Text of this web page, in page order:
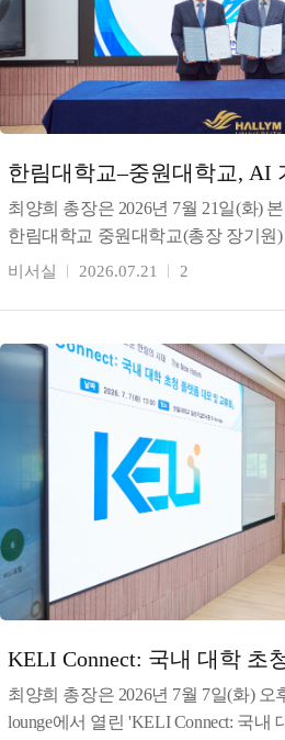
한림대학교–중원대학교, AI
혁신을 위한 상호협력 협약
최양희 총장은 2026년 7월 21일(화)
한림대학교 중원대학교(총장 장기원
비서실 2026.07.21 2
KELI Connect: 국내 대학 초
교류회 개최
최양희 총장은 2026년 7월 7일(화)
lounge에서 열린 'KELI Connect: 국내